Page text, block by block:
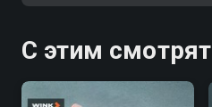
С этим смотрят